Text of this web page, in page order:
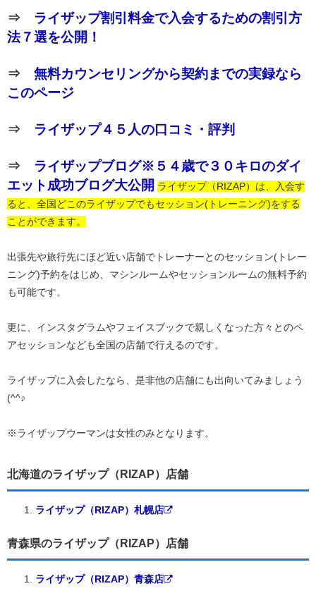
⇒ ライザップ割引料金で入会するための割引方
法７選を公開！
⇒ 無料カウンセリングから契約までの実録なら
このページ
⇒ ライザップ４５人の口コミ・評判
⇒ ライザップブログ※５４歳で３０キロのダイ
エット成功ブログ大公開 ライザップ（RIZAP）は、入会す
ると、全国どこのライザップでもセッション(トレーニング)をする
ことができます。
出張先や旅行先にほど近い店舗でトレーナーとのセッション(トレー
ニング)予約をはじめ、マシンルームやセッションルームの無料予約
も可能です。
更に、インスタグラムやフェイスブックで親しくなった方々とのペ
アセッションなども全国の店舗で行えるのです。
ライザップに入会したなら、是非他の店舗にも出向いてみましょう
(^^♪
※ライザップウーマンは女性のみとなります。
北海道のライザップ（RIZAP）店舗
ライザップ（RIZAP）札幌店
青森県のライザップ（RIZAP）店舗
ライザップ（RIZAP）青森店